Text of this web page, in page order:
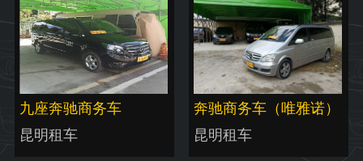
九座奔驰商务车
昆明租车
奔驰商务车（唯雅诺）
昆明租车